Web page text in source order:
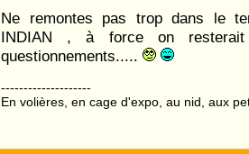
Ne remontes pas trop dans le
INDIAN , à force on
questionnements.....
--------------------
En volières, en cage d'expo, au nid, aux